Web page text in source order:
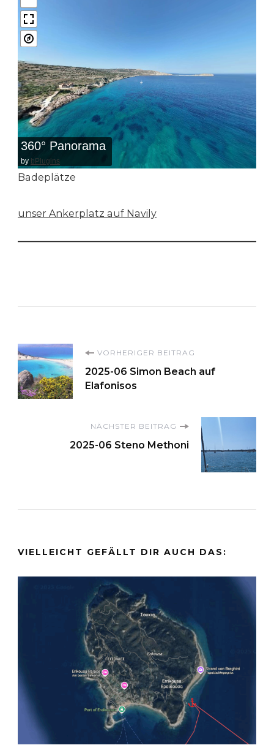
360° Panorama
by bPlugins
Badeplätze
unser Ankerplatz auf Navily
Beitragsnavigation
VORHERIGER BEITRAG
2025-06 Simon Beach auf
Elafonisos
NÄCHSTER BEITRAG
2025-06 Steno Methoni
VIELLEICHT GEFÄLLT DIR AUCH DAS: